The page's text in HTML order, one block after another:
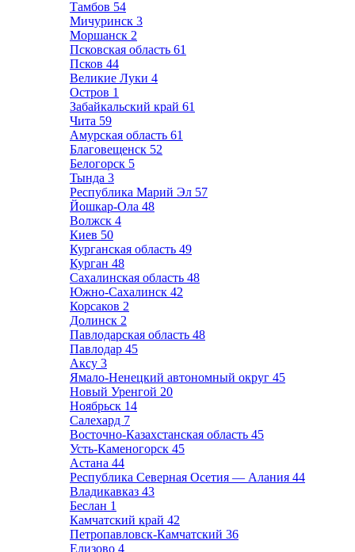
Тамбов 54
Мичуринск 3
Моршанск 2
Псковская область 61
Псков 44
Великие Луки 4
Остров 1
Забайкальский край 61
Чита 59
Амурская область 61
Благовещенск 52
Белогорск 5
Тында 3
Республика Марий Эл 57
Йошкар-Ола 48
Волжск 4
Киев 50
Курганская область 49
Курган 48
Сахалинская область 48
Южно-Сахалинск 42
Корсаков 2
Долинск 2
Павлодарская область 48
Павлодар 45
Аксу 3
Ямало-Ненецкий автономный округ 45
Новый Уренгой 20
Ноябрьск 14
Салехард 7
Восточно-Казахстанская область 45
Усть-Каменогорск 45
Астана 44
Республика Северная Осетия — Алания 44
Владикавказ 43
Беслан 1
Камчатский край 42
Петропавловск-Камчатский 36
Елизово 4